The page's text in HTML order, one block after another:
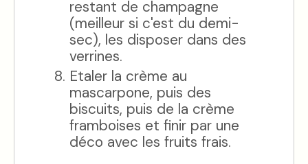
restant de champagne
(meilleur si c'est du demi-
sec), les disposer dans des
verrines.
Etaler la crème au
mascarpone, puis des
biscuits, puis de la crème
framboises et finir par une
déco avec les fruits frais.